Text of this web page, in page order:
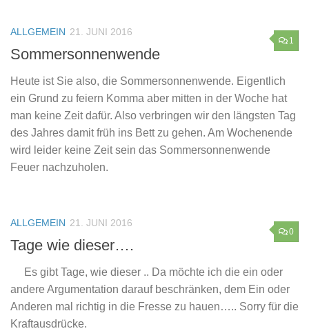
1
ALLGEMEIN 21. JUNI 2016
Sommersonnenwende
Heute ist Sie also, die Sommersonnenwende. Eigentlich
ein Grund zu feiern Komma aber mitten in der Woche hat
man keine Zeit dafür. Also verbringen wir den längsten Tag
des Jahres damit früh ins Bett zu gehen. Am Wochenende
wird leider keine Zeit sein das Sommersonnenwende
Feuer nachzuholen.
0
ALLGEMEIN 21. JUNI 2016
Tage wie dieser….
Es gibt Tage, wie dieser .. Da möchte ich die ein oder
andere Argumentation darauf beschränken, dem Ein oder
Anderen mal richtig in die Fresse zu hauen….. Sorry für die
Kraftausdrücke.